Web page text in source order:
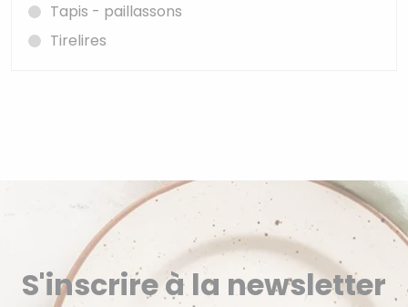
Tapis - paillassons
Tirelires
S'inscrire à la newsletter